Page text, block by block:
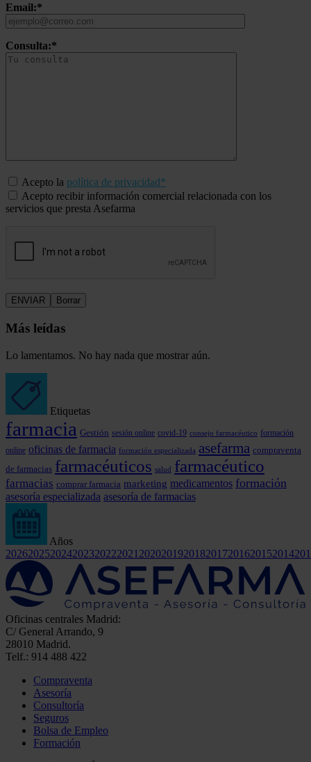
Email:*
Consulta:*
Acepto la política de privacidad*
Acepto recibir información comercial relacionada con los
servicios que presta Asefarma
Más leídas
Lo lamentamos. No hay nada que mostrar aún.
Etiquetas
farmacia Gestión sesión online covid-19 consejo farmacéutico formación
online oficinas de farmacia formación especializada asefarma compraventa
de farmacias farmacéuticos salud farmacéutico
farmacias comprar farmacia marketing medicamentos formación
asesoría especializada asesoría de farmacias
Años
202620252024202320222021 2020201920182017201620152014
Oficinas centrales Madrid:
C/ General Arrando, 9
28010 Madrid.
Telf.: 914 488 422
Compraventa
Asesoría
Consultoría
Seguros
Bolsa de Empleo
Formación